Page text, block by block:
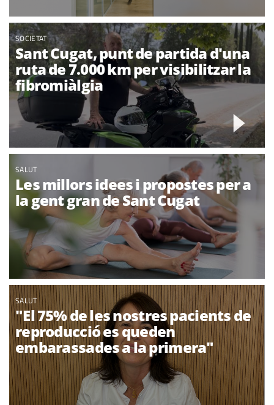
SOCIETAT
Sant Cugat, punt de partida d'una
ruta de 7.000 km per visibilitzar la
fibromiàlgia
SALUT
Les millors idees i propostes per a
la gent gran de Sant Cugat
SALUT
"El 75% de les nostres pacients de
reproducció es queden
embarassades a la primera"